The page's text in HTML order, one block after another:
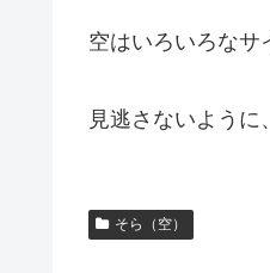
空はいろいろなサ
見逃さないように
そら（空）